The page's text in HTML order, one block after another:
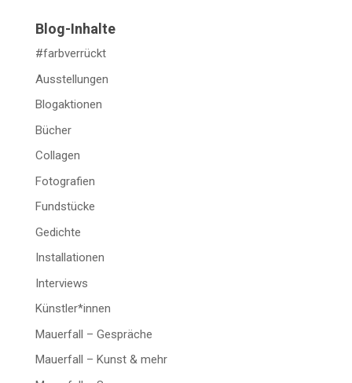
Blog-Inhalte
#farbverrückt
Ausstellungen
Blogaktionen
Bücher
Collagen
Fotografien
Fundstücke
Gedichte
Installationen
Interviews
Künstler*innen
Mauerfall – Gespräche
Mauerfall – Kunst & mehr